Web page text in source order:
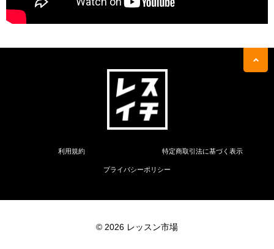
利用規約 特定商取引法に基づく表示
プライバシーポリシー
© 2026 レッスン市場